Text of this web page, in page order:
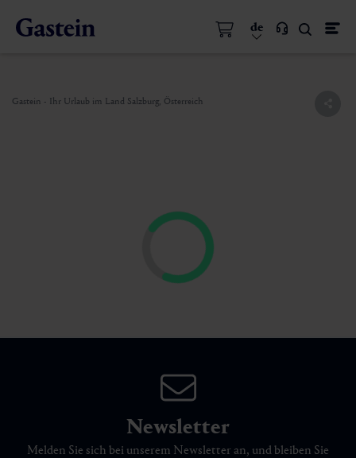
de
Gastein - Ihr Urlaub im Land Salzburg, Österreich
Newsletter
Melden Sie sich bei unserem Newsletter an, und bleiben Sie